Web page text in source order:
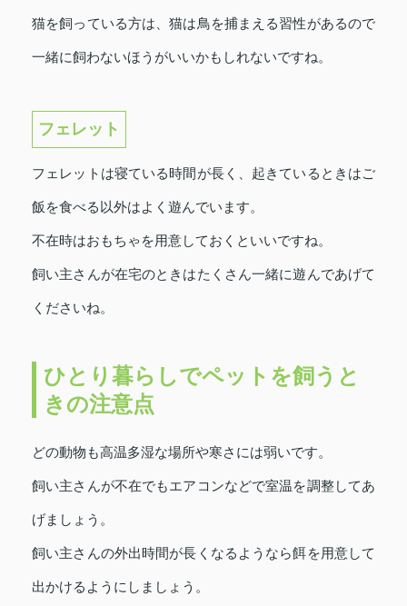
猫を飼っている方は、猫は鳥を捕まえる習性があるので
一緒に飼わないほうがいいかもしれないですね。
フェレット
フェレットは寝ている時間が長く、起きているときはご
飯を食べる以外はよく遊んでいます。
不在時はおもちゃを用意しておくといいですね。
飼い主さんが在宅のときはたくさん一緒に遊んであげて
くださいね。
ひとり暮らしでペットを飼うと
きの注意点
どの動物も高温多湿な場所や寒さには弱いです。
飼い主さんが不在でもエアコンなどで室温を調整してあ
げましょう。
飼い主さんの外出時間が長くなるようなら餌を用意して
出かけるようにしましょう。